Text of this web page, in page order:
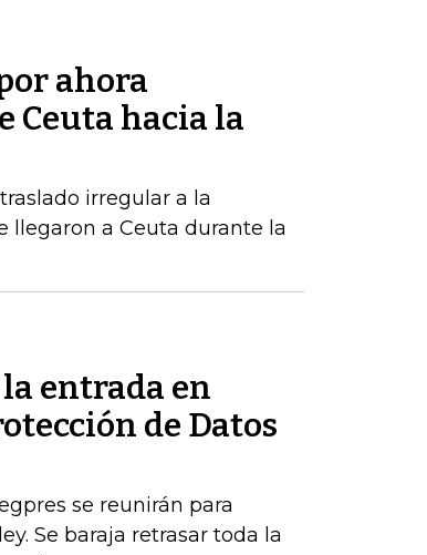
ahora
Ceuta hacia la
irregular a la
llegaron a Ceuta durante la
entrada en
de Datos
se reunirán para
Se baraja retrasar toda la